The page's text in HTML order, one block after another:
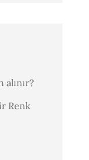
Renk